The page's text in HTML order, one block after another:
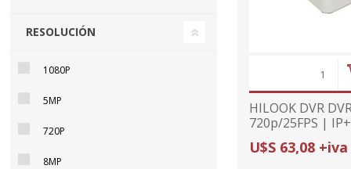
HILOOK DVR
720p/25FPS |
U$S 63,08 +iva
RESOLUCIÓN
1080P
5MP
720P
8MP